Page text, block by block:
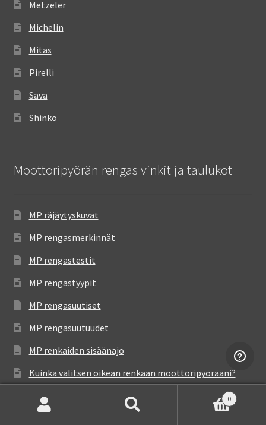
Metzeler
Michelin
Mitas
Pirelli
Sava
Shinko
Moottoripyörän rengas vinkit ja taulukot
MP räjäytyskuvat
MP rengasmerkinnät
MP rengastestit
MP rengastyypit
MP rengasuutiset
MP rengasuutuudet
MP renkaiden sisäänajo
Kuinka valitsen oikean renkaan moottoripyörääni?
Uutiset & artikkelit
0